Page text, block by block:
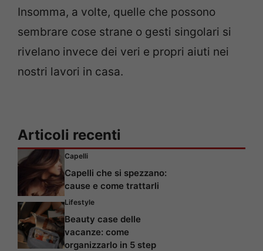
Insomma, a volte, quelle che possono
sembrare cose strane o gesti singolari si
rivelano invece dei veri e propri aiuti nei
nostri lavori in casa.
Articoli recenti
Capelli
Capelli che si spezzano:
cause e come trattarli
Lifestyle
Beauty case delle
vacanze: come
organizzarlo in 5 step